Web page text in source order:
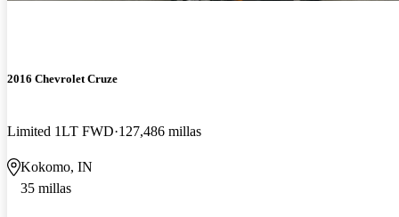
2016 Chevrolet Cruze
Limited 1LT FWD 127,486 millas
Kokomo, IN
35 millas